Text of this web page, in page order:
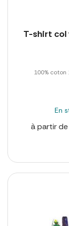
T-shirt col
100% coton
En
à partir de